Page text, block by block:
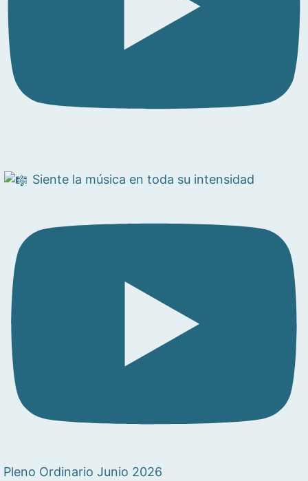
Siente la música en toda su intensidad
Pleno Ordinario Junio 2026